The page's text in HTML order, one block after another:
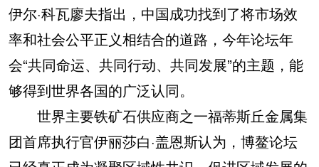
伊尔·科瓦廖夫指出，中国成功找到了将市场效
率和社会公平正义相结合的道路，今年论坛年
会“共同命运、共同行动、共同发展”的主题，能
够得到世界各国的广泛认同。
世界主要铁矿石供应商之一福蒂斯丘金属集
团首席执行官伊丽莎白·盖恩斯认为，博鳌论坛